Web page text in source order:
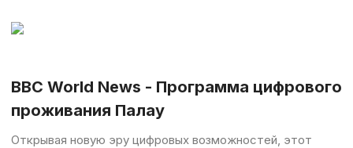
BBC World News - Программа цифрового
проживания Палау
Открывая новую эру цифровых возможностей, этот